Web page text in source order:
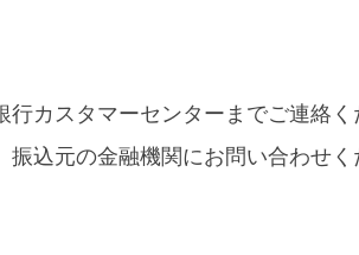
カスタマーセンターまでご連絡く
込元の金融機関にお問い合わせく